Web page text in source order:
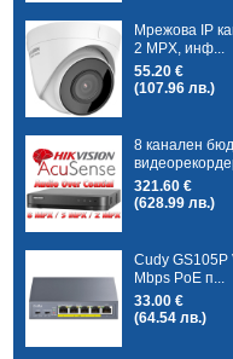
Мрежова IP
2 MPX, инф...
55.20 €
(107.96 лв.)
8 канален
321.60 €
(628.99 лв.)
Cudy GS105P
Mbps PoE п...
33.00 €
(64.54 лв.)